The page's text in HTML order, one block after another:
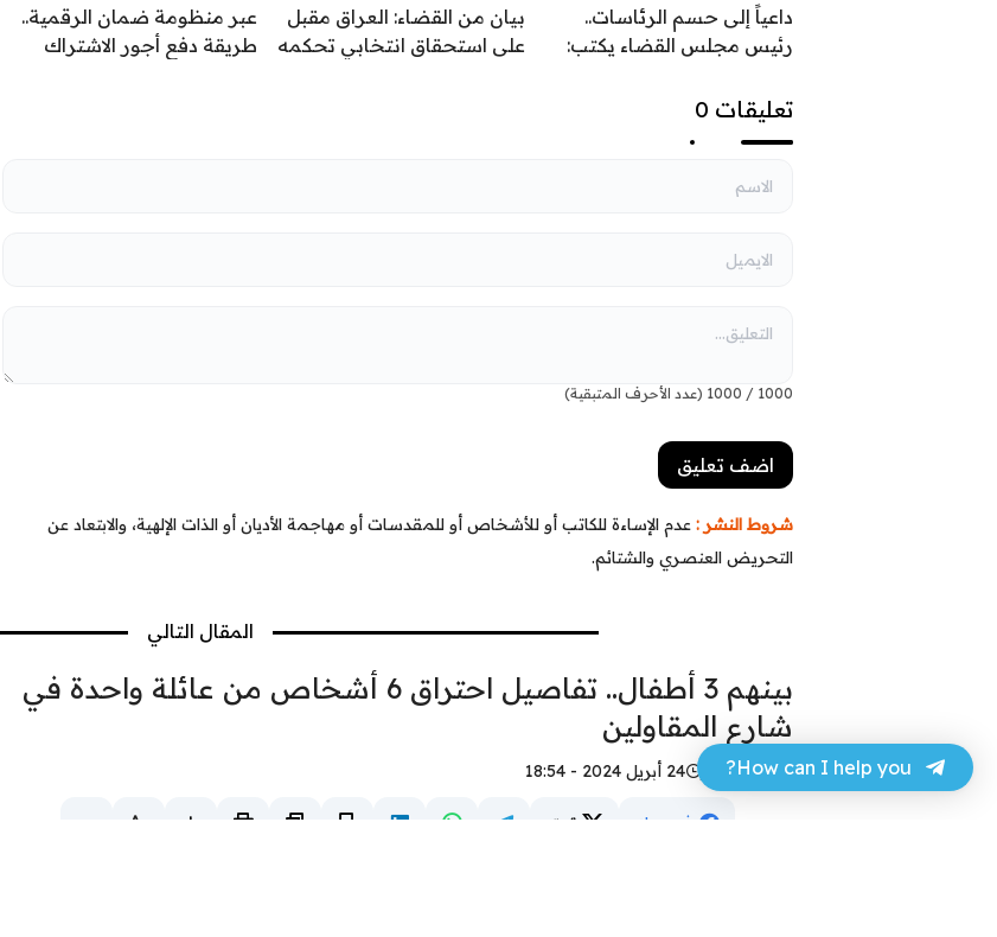
داعياً إلى حسم الرئاسات..
رئيس مجلس القضاء يكتب:
بيان من القضاء: العراق مقبل
على استحقاق انتخابي تحكمه
عبر منظومة ضمان الرقمية..
طريقة دفع أجور الاشتراك
تعليقات 0
1000
/
1000 (عدد الأحرف المتبقية)
شروط النشر : عدم الإساءة للكاتب أو للأشخاص أو للمقدسات أو مهاجمة الأديان أو الذات الإلهية، والابتعاد عن
التحريض العنصري والشتائم.
المقال التالي
بينهم 3 أطفال.. تفاصيل احتراق 6 أشخاص من عائلة واحدة في
شارع المقاولين
حسن عجر 24 أبريل 2024 - 18:54
فيسبوك تويتر
How can I help you?